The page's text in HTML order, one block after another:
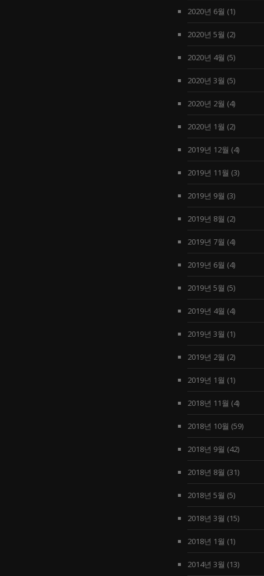
2020년 6월 (1)
2020년 5월 (2)
2020년 4월 (5)
2020년 3월 (5)
2020년 2월 (4)
2020년 1월 (2)
2019년 12월 (4)
2019년 11월 (3)
2019년 9월 (3)
2019년 8월 (2)
2019년 7월 (4)
2019년 6월 (4)
2019년 5월 (5)
2019년 4월 (4)
2019년 3월 (1)
2019년 2월 (2)
2019년 1월 (1)
2018년 11월 (4)
2018년 10월 (59)
2018년 9월 (42)
2018년 8월 (31)
2018년 5월 (5)
2018년 3월 (15)
2018년 1월 (1)
2014년 3월 (13)